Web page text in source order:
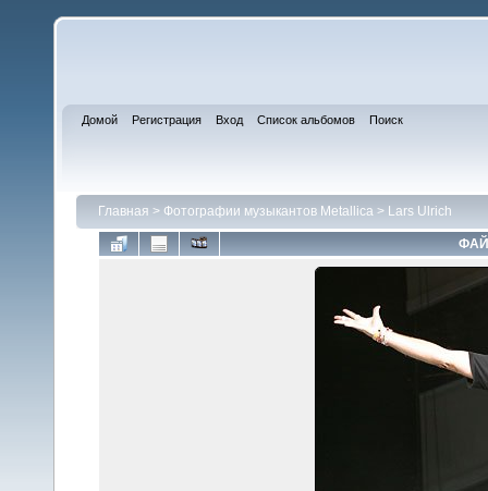
Домой Регистрация Вход Список альбомов Поиск
Главная > Фотографии музыкантов Metallica > Lars Ulrich